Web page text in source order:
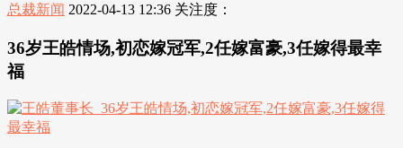
总裁新闻 2022-04-13 12:36 关注度：
36岁王皓情场,初恋嫁冠军,2任嫁富豪,3任嫁得最幸
福